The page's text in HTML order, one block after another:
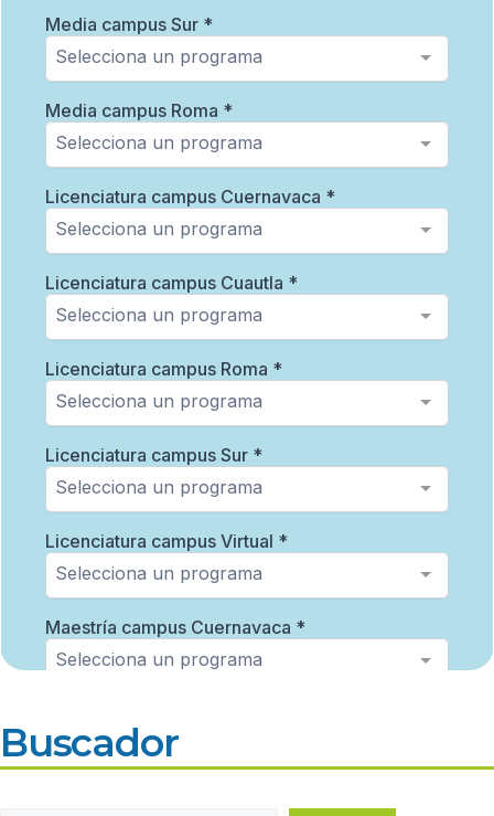
Buscador